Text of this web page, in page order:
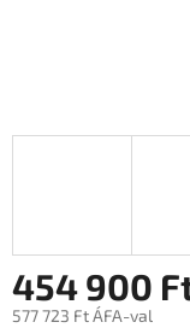
454 900
577 723 Ft ÁFA-val